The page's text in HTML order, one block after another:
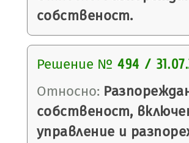
собственост.
Решение № 494 /
Относно:
собственост,
управление и